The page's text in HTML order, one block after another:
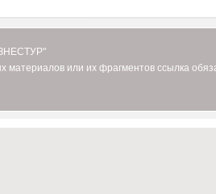
материалов или их фрагментов ссылка